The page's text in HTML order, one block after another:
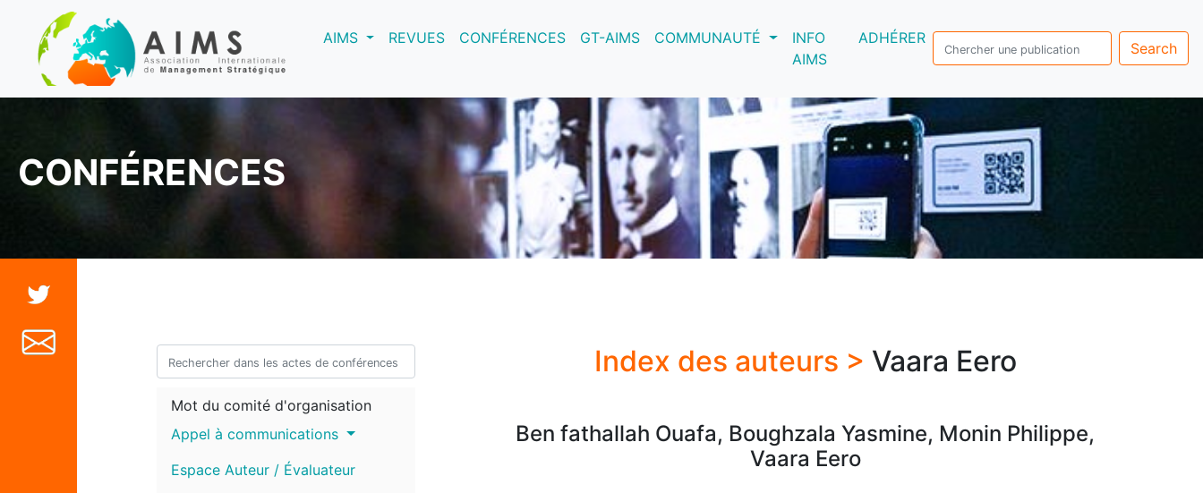
AIMS(current)REVUES CONFÉRENCES GT-AIMS COMMUNAUTÉ
INFO
AIMS
ADHÉRER
Search
CONFÉRENCES
Mot du comité d'organisation
Appel à communications
Espace Auteur / Évaluateur
Index des auteurs > Vaara Eero
Ben fathallah Ouafa, Boughzala Yasmine, Monin Philippe,
Vaara Eero